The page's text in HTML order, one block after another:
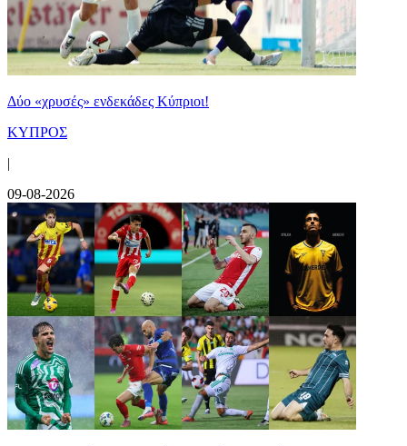
Δύο «χρυσές» ενδεκάδες Κύπριοι!
ΚΥΠΡΟΣ
|
09-08-2026